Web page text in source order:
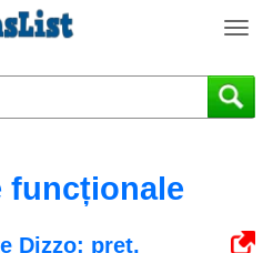
T
g
g
funcționale
Dizzo: preț,